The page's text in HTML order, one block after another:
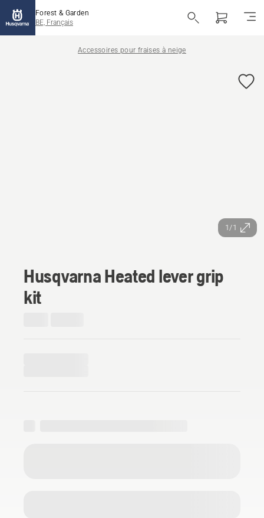
Forest & Garden
BE, Français
Accessoires pour fraises à neige
1/1
Husqvarna Heated lever grip
kit